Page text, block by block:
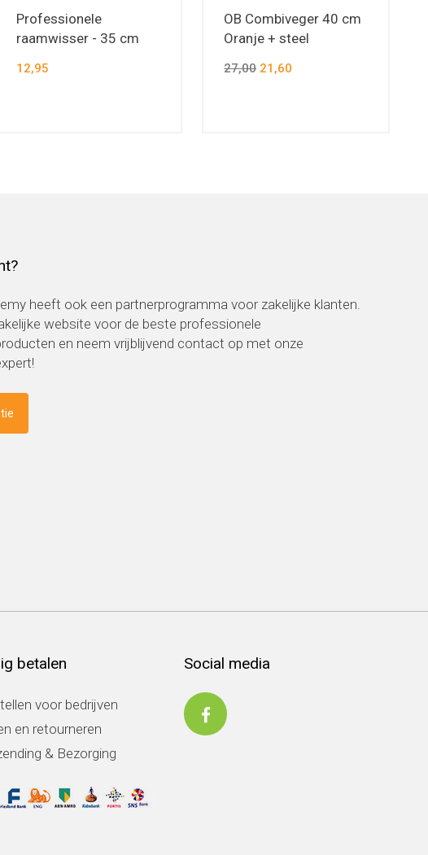
Professionele
raamwisser - 35 cm
12,95
OB Combiveger 40 cm
Oranje + steel
27,0021,60
heeft ook een partnerprogramma voor zakelijke klanten.
website voor de beste professionele
en neem vrijblijvend contact op met onze
betalen
voor bedrijven
en retourneren
& Bezorging
Social media